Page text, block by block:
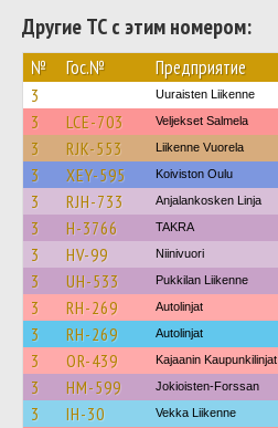
Другие ТС с этим номером:
№ Гос.№ Предприятие
3 Uuraisten Liikenne
3 LCE-703 Veljekset Salmela
3 RJK-553 Liikenne Vuorela
3 XEY-595 Koiviston Oulu
3 RJH-733 Anjalankosken Linja
3 H-3766 TAKRA
3 HV-99 Niinivuori
3 UH-533 Pukkilan Liikenne
3 RH-269 Autolinjat
3 RH-269 Autolinjat
3 OR-439 Kajaanin Kaupunkilinjat
3 HM-599 Jokioisten-Forssan
3 IH-30 Vekka Liikenne